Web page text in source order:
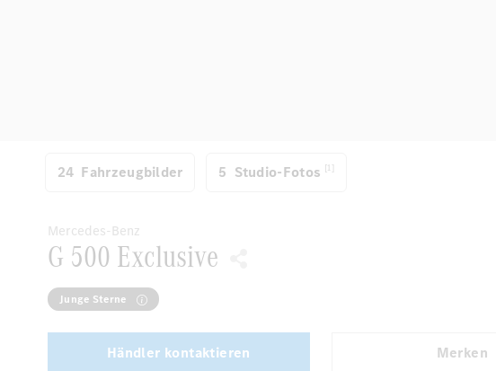
24 Fahrzeugbilder 5 Studio-Fotos [1]
Mercedes-Benz
G 500 Exclusive
Junge Sterne
Händler kontaktieren Merken